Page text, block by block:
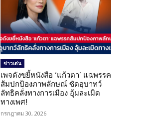
ข่าวเด่น
เพจดังขยี้หนังสือ ‘แก้วตา’ แฉพรรค
ส้มปกป้องภาพลักษณ์ ซัดอุบาทว์
ลัทธิคลั่งทางการเมือง อุ้มละเมิด
ทางเพศ!
กรกฎาคม 30, 2026